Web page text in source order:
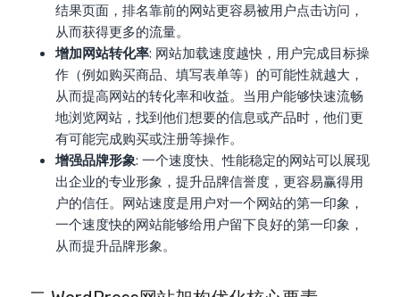
结果页面，排名靠前的网站更容易被用户点击访问，
从而获得更多的流量。
增加网站转化率: 网站加载速度越快，用户完成目标操
作（例如购买商品、填写表单等）的可能性就越大，
从而提高网站的转化率和收益。当用户能够快速流畅
地浏览网站，找到他们想要的信息或产品时，他们更
有可能完成购买或注册等操作。
增强品牌形象: 一个速度快、性能稳定的网站可以展现
出企业的专业形象，提升品牌信誉度，更容易赢得用
户的信任。网站速度是用户对一个网站的第一印象，
一个速度快的网站能够给用户留下良好的第一印象，
从而提升品牌形象。